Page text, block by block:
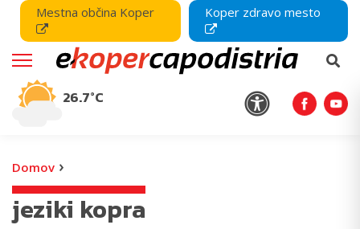
Mestna občina Koper Koper zdravo mesto
26.7°C
Domov ›
jeziki kopra